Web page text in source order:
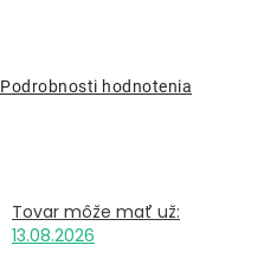
Podrobnosti hodnotenia
13.08.2026